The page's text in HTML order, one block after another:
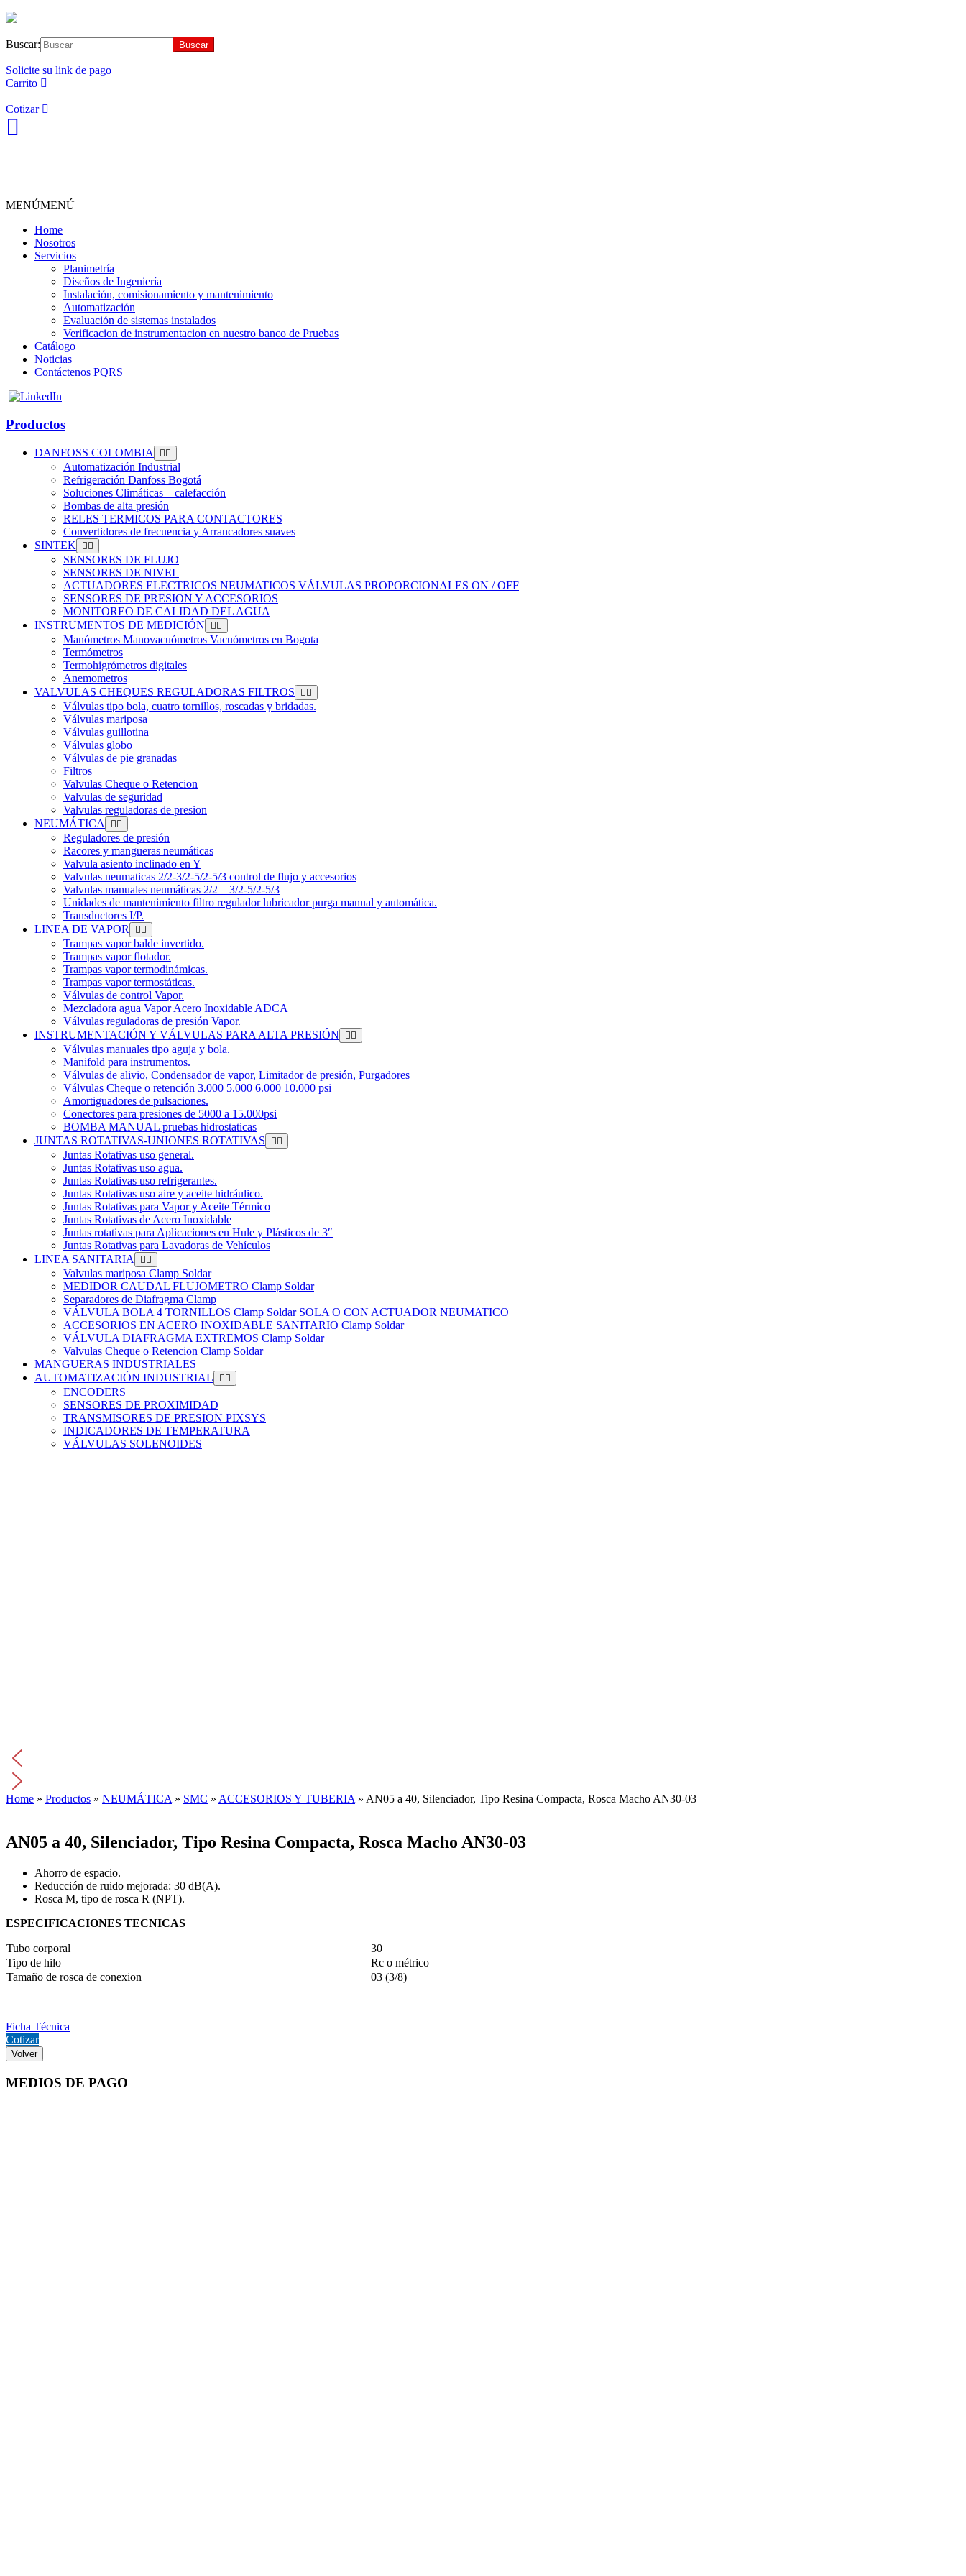
Buscar:
Solicite su link de pago
Carrito
Cotizar
MENÚMENÚ
Home
Nosotros
Servicios
Planimetría
Diseños de Ingeniería
Instalación, comisionamiento y mantenimiento
Automatización
Evaluación de sistemas instalados
Verificacion de instrumentacion en nuestro banco de Pruebas
Catálogo
Noticias
Contáctenos PQRS
Productos
DANFOSS COLOMBIA
Automatización Industrial
Refrigeración Danfoss Bogotá
Soluciones Climáticas – calefacción
Bombas de alta presión
RELES TERMICOS PARA CONTACTORES
Convertidores de frecuencia y Arrancadores suaves
SINTEK
SENSORES DE FLUJO
SENSORES DE NIVEL
ACTUADORES ELECTRICOS NEUMATICOS VÁLVULAS PROPORCIONALES ON / OFF
SENSORES DE PRESION Y ACCESORIOS
MONITOREO DE CALIDAD DEL AGUA
INSTRUMENTOS DE MEDICIÓN
Manómetros Manovacuómetros Vacuómetros en Bogota
Termómetros
Termohigrómetros digitales
Anemometros
VALVULAS CHEQUES REGULADORAS FILTROS
Válvulas tipo bola, cuatro tornillos, roscadas y bridadas.
Válvulas mariposa
Válvulas guillotina
Válvulas globo
Válvulas de pie granadas
Filtros
Valvulas Cheque o Retencion
Valvulas de seguridad
Valvulas reguladoras de presion
NEUMÁTICA
Reguladores de presión
Racores y mangueras neumáticas
Valvula asiento inclinado en Y
Valvulas neumaticas 2/2-3/2-5/2-5/3 control de flujo y accesorios
Valvulas manuales neumáticas 2/2 – 3/2-5/2-5/3
Unidades de mantenimiento filtro regulador lubricador purga manual y automática.
Transductores I/P.
LINEA DE VAPOR
Trampas vapor balde invertido.
Trampas vapor flotador.
Trampas vapor termodinámicas.
Trampas vapor termostáticas.
Válvulas de control Vapor.
Mezcladora agua Vapor Acero Inoxidable ADCA
Válvulas reguladoras de presión Vapor.
INSTRUMENTACIÓN Y VÁLVULAS PARA ALTA PRESIÓN
Válvulas manuales tipo aguja y bola.
Manifold para instrumentos.
Válvulas de alivio, Condensador de vapor, Limitador de presión, Purgadores
Válvulas Cheque o retención 3.000 5.000 6.000 10.000 psi
Amortiguadores de pulsaciones.
Conectores para presiones de 5000 a 15.000psi
BOMBA MANUAL pruebas hidrostaticas
JUNTAS ROTATIVAS-UNIONES ROTATIVAS
Juntas Rotativas uso general.
Juntas Rotativas uso agua.
Juntas Rotativas uso refrigerantes.
Juntas Rotativas uso aire y aceite hidráulico.
Juntas Rotativas para Vapor y Aceite Térmico
Juntas Rotativas de Acero Inoxidable
Juntas rotativas para Aplicaciones en Hule y Plásticos de 3″
Juntas Rotativas para Lavadoras de Vehículos
LINEA SANITARIA
Valvulas mariposa Clamp Soldar
MEDIDOR CAUDAL FLUJOMETRO Clamp Soldar
Separadores de Diafragma Clamp
VÁLVULA BOLA 4 TORNILLOS Clamp Soldar SOLA O CON ACTUADOR NEUMATICO
ACCESORIOS EN ACERO INOXIDABLE SANITARIO Clamp Soldar
VÁLVULA DIAFRAGMA EXTREMOS Clamp Soldar
Valvulas Cheque o Retencion Clamp Soldar
MANGUERAS INDUSTRIALES
AUTOMATIZACIÓN INDUSTRIAL
ENCODERS
SENSORES DE PROXIMIDAD
TRANSMISORES DE PRESION PIXSYS
INDICADORES DE TEMPERATURA
VÁLVULAS SOLENOIDES
Home » Productos » NEUMÁTICA» SMC » ACCESORIOS Y TUBERIA» AN05 a 40, Silenciador, Tipo Resina Compacta, Rosca Macho AN30-03
AN05 a 40, Silenciador, Tipo Resina Compacta, Rosca Macho AN30-03
Ahorro de espacio.
Reducción de ruido mejorada: 30 dB(A).
Rosca M, tipo de rosca R (NPT).
ESPECIFICACIONES TECNICAS
Tubo corporal
30
Tipo de hilo
Rc o métrico
Tamaño de rosca de conexion
03 (3/8)
Ficha Técnica
Cotizar
Volver
MEDIOS DE PAGO